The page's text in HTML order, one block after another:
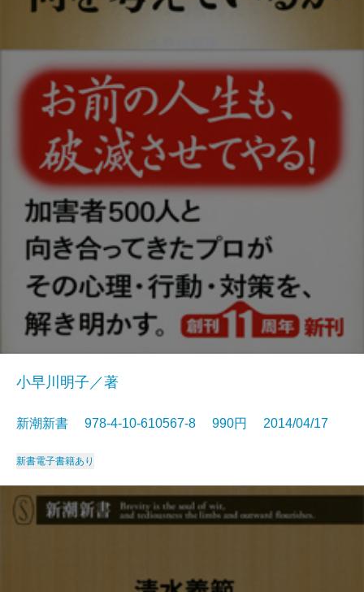
小早川明子／著
新潮新書 978-4-10-610567-8 990円 2014/04/17
新書電子書籍あり